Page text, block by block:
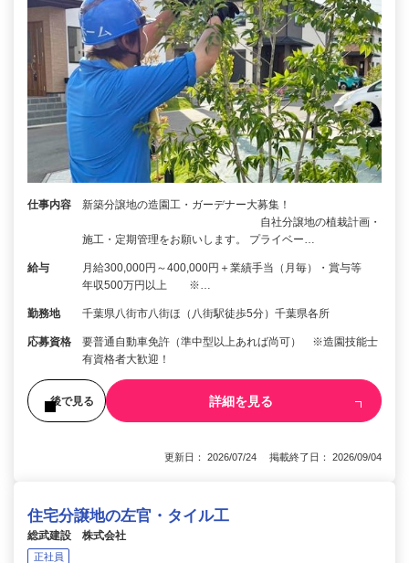
仕事内容
新築分譲地の造園工・ガーデナー大募集！
自社分譲地の植栽計画・
施工・定期管理をお願いします。 プライベー…
給与
月給300,000円～400,000円＋業績手当（月毎）・賞与等
年収500万円以上 ※…
勤務地 千葉県八街市八街ほ（八街駅徒歩5分）千葉県各所
応募資格
要普通自動車免許（準中型以上あれば尚可） ※造園技能士
有資格者大歓迎！
後で見る 詳細を見る
更新日： 2026/07/24 掲載終了日： 2026/09/04
住宅分譲地の左官・タイル工
総武建設 株式会社
正社員